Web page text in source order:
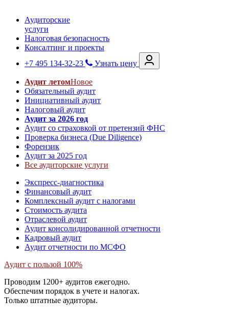
Аудиторские
услуги
Налоговая безопасность
Консалтинг и проекты
+7 495 134-32-23
Узнать цену
Аудит летомНовое
Обязательный аудит
Инициативный аудит
Налоговый аудит
Аудит за 2026 год
Аудит со страховкой от претензий ФНС
Проверка бизнеса (Due Diligence)
Форензик
Аудит за 2025 год
Все аудиторские услуги
Экспресс-диагностика
Финансовый аудит
Комплексный аудит с налогами
Стоимость аудита
Отраслевой аудит
Аудит консолидированной отчетности
Кадровый аудит
Аудит отчетности по МСФО
Аудит с пользой 100%
Проводим 1200+ аудитов ежегодно.
Обеспечим порядок в учете и налогах.
Только штатные аудиторы.